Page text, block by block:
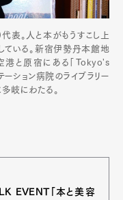
代表。人と本がもうすこし上
ている。新宿伊勢丹本館地
港と原宿にある「Tokyo's
ーション病院のライブラリー
岐にわたる。
EVENT「本と美容